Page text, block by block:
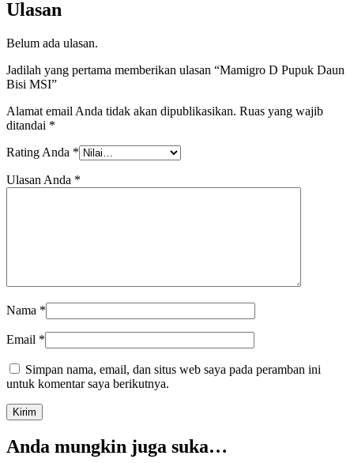
Ulasan
Belum ada ulasan.
Jadilah yang pertama memberikan ulasan “Mamigro D Pupuk Daun
Bisi MSI”
Alamat email Anda tidak akan dipublikasikan. Ruas yang wajib
ditandai *
Rating Anda *
Ulasan Anda *
Nama *
Email *
Simpan nama, email, dan situs web saya pada peramban ini
untuk komentar saya berikutnya.
Anda mungkin juga suka…